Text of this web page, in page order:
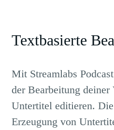
Textbasierte
Mit Streamlabs
der Bearbeitung deiner
Untertitel editieren.
Erzeugung von